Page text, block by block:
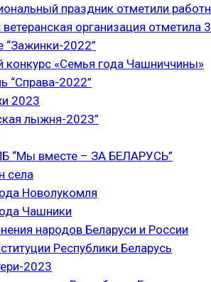
праздник отметили
организация отметила
“Зажинки-2022”
конкурс «Семья года Чашниччины»
“Справа-2022”
2023
лыжня-2023”
“Мы вместе – ЗА БЕЛАРУСЬ”
села
Новолукомля
Чашники
народов Беларуси и России
Республики Беларусь
2023